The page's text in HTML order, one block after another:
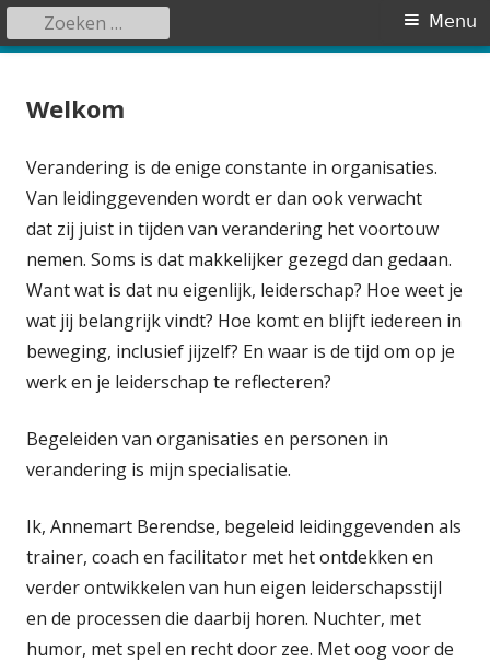
naar
Primair
Menu
Zoeken
naar:
Welkom
Verandering is de enige constante in organisaties.
Van leidinggevenden wordt er dan ook verwacht
dat zij juist in tijden van verandering het voortouw
nemen. Soms is dat makkelijker gezegd dan gedaan.
Want wat is dat nu eigenlijk, leiderschap? Hoe weet je
wat jij belangrijk vindt? Hoe komt en blijft iedereen in
beweging, inclusief jijzelf? En waar is de tijd om op je
werk en je leiderschap te reflecteren?
Begeleiden van organisaties en personen in
verandering is mijn specialisatie.
Ik, Annemart Berendse, begeleid leidinggevenden als
trainer, coach en facilitator met het ontdekken en
verder ontwikkelen van hun eigen leiderschapsstijl
en de processen die daarbij horen. Nuchter, met
humor, met spel en recht door zee. Met oog voor de